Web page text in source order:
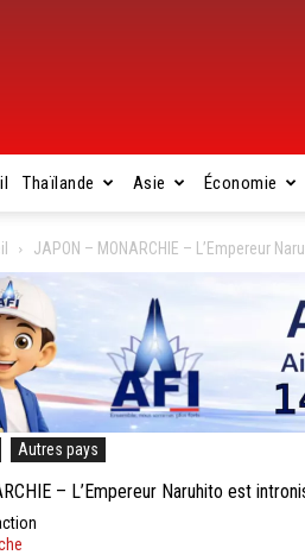
Thaïlande Asie Économie
JAPON – MONARCHIE – L’Empereur
Autres pays
– L’Empereur Naruhito est